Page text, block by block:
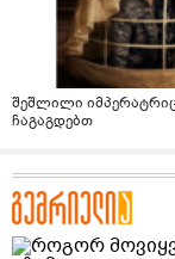
შეშლილი
ჩაგაგდებთ